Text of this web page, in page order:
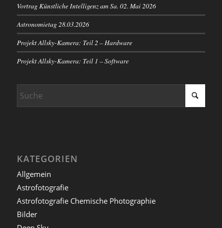
Vortrag Künstliche Intelligenz am Sa. 02. Mai 2026
Astronomietag 28.03.2026
Projekt Allsky-Kamera: Teil 2 – Hardware
Projekt Allsky-Kamera: Teil 1 – Software
KATEGORIEN
Allgemein
Astrofotografie
Astrofotografie Chemische Photographie
Bilder